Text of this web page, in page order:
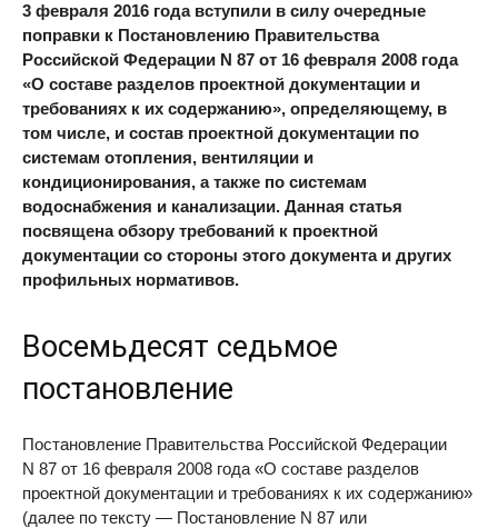
3 февраля 2016 года вступили в силу очередные
поправки к Постановлению Правительства
Российской Федерации N 87 от 16 февраля 2008 года
«О составе разделов проектной документации и
требованиях к их содержанию», определяющему, в
том числе, и состав проектной документации по
системам отопления, вентиляции и
кондиционирования, а также по системам
водоснабжения и канализации. Данная статья
посвящена обзору требований к проектной
документации со стороны этого документа и других
профильных нормативов.
Восемьдесят седьмое
постановление
Постановление Правительства Российской Федерации
N 87 от 16 февраля 2008 года «О составе разделов
проектной документации и требованиях к их содержанию»
(далее по тексту — Постановление N 87 или